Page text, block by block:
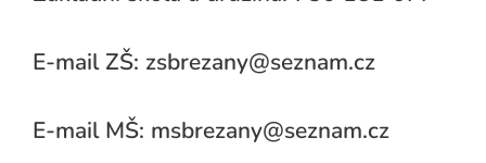
E-mail ZŠ: zsbrezany@seznam.cz
E-mail MŠ: msbrezany@seznam.cz